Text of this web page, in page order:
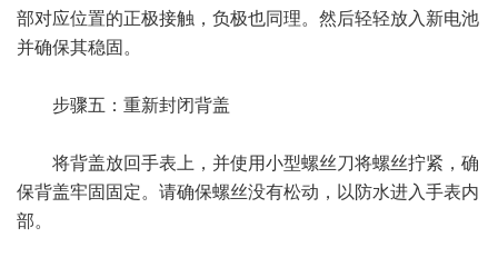
部对应位置的正极接触，负极也同理。然后轻轻放入新电池
并确保其稳固。
步骤五：重新封闭背盖
将背盖放回手表上，并使用小型螺丝刀将螺丝拧紧，确
保背盖牢固固定。请确保螺丝没有松动，以防水进入手表内
部。